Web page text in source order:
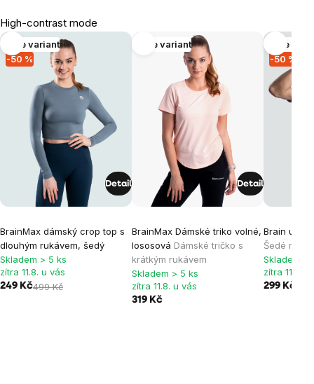
High-contrast mode
-50 %
Více variant
BrainMax dámský crop top s
dlouhým rukávem, šedý
Skladem > 5 ks
zítra 11.8. u vás
249 Kč499 Kč
Detail
Více variant
BrainMax Dámské triko volné,
lososová Dámské tričko s
krátkým rukávem
Skladem > 5 ks
zítra 11.8. u vás
319 Kč
Detail
-50 %
Více
Brain
Šedé
Skladem >
zítra 11.8. u
299 Kč